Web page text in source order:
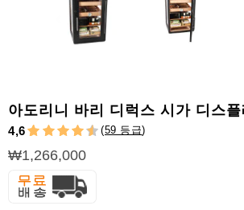
시
저
아도리니 바리 디럭스 시가 디스
4,6 (59 등급)
₩1,266,000